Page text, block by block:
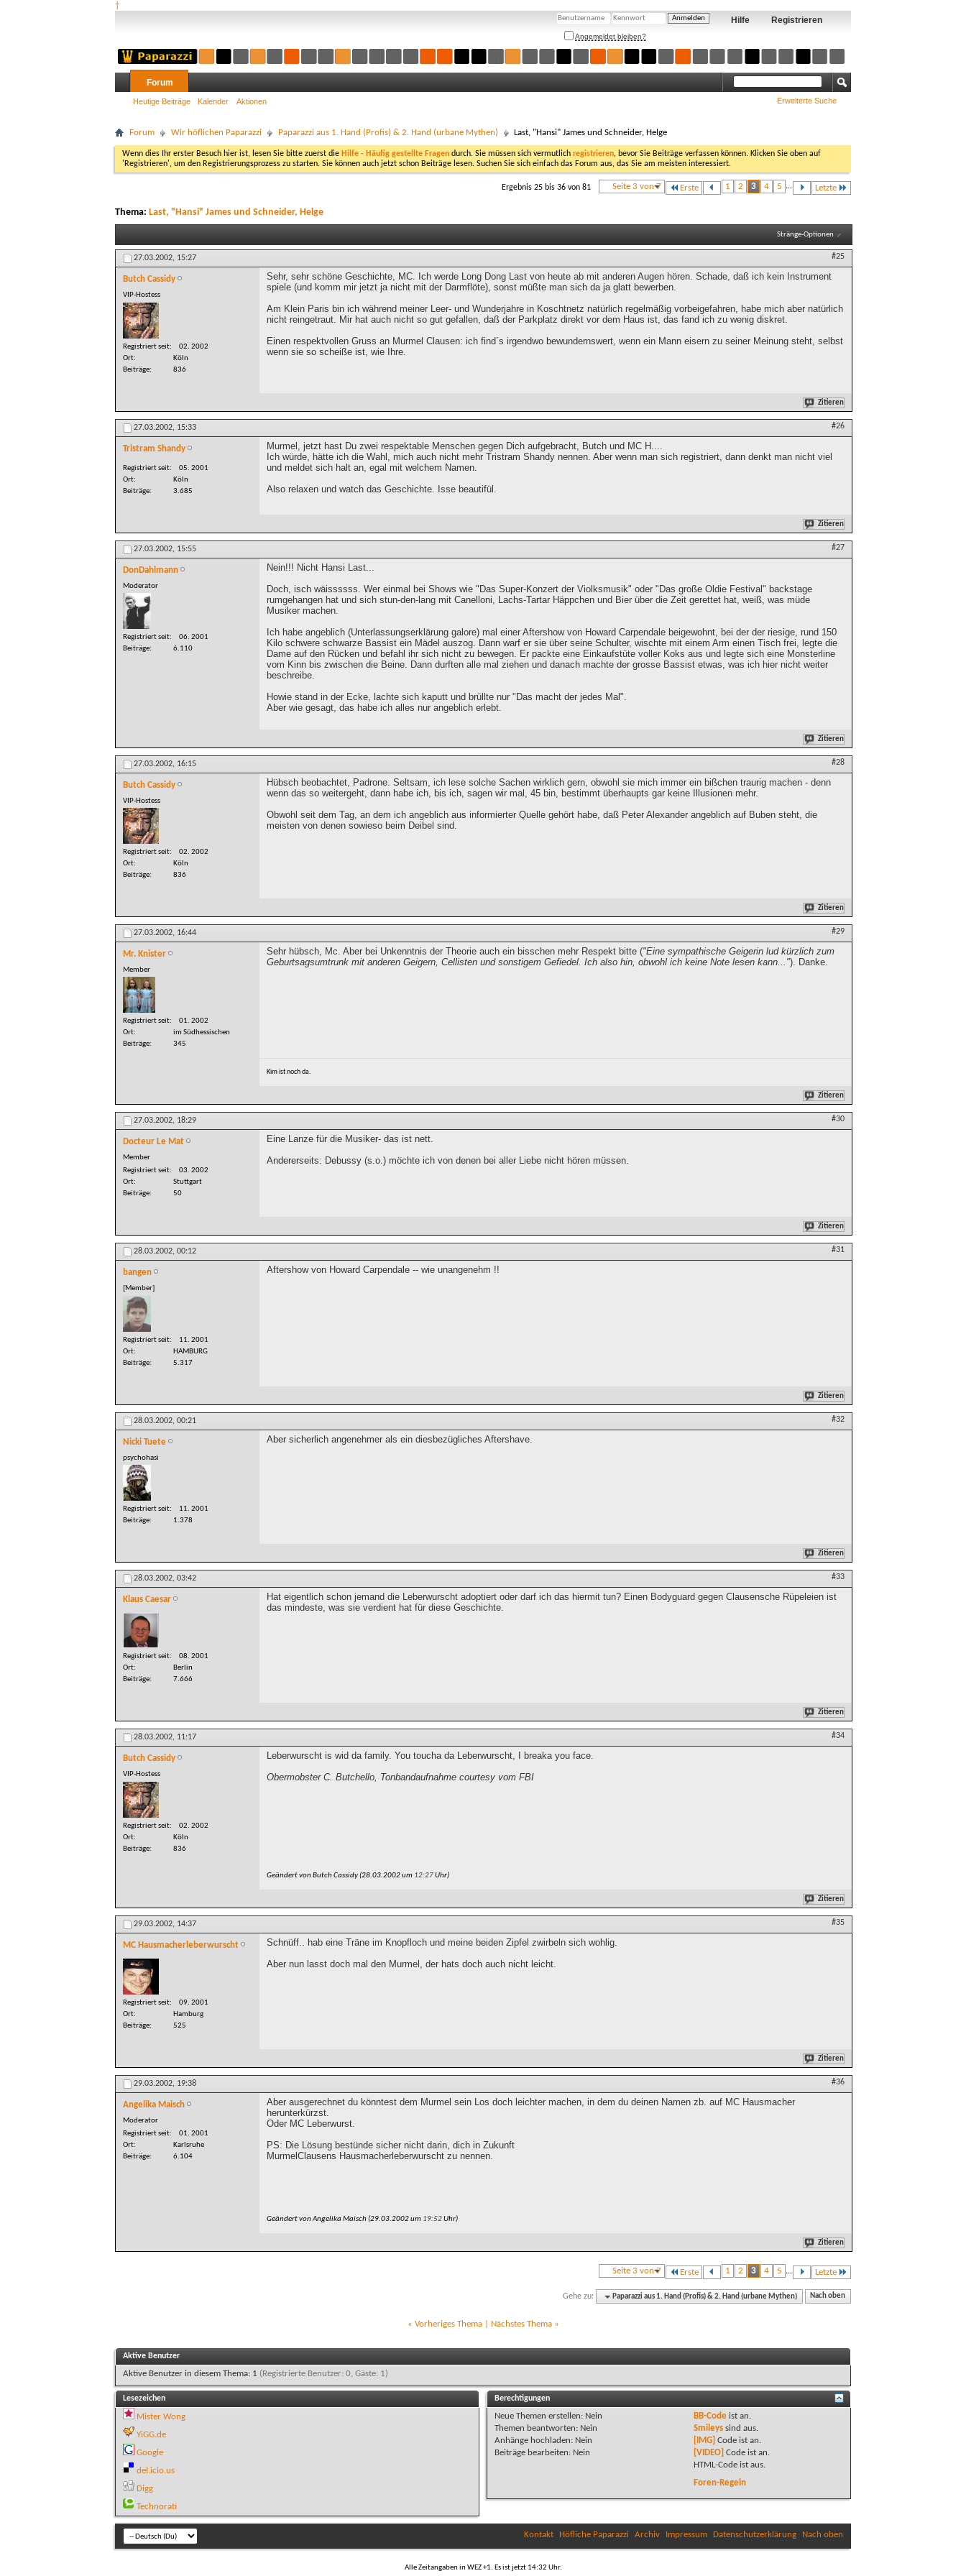
†
Registrieren
Hilfe
Angemeldet bleiben?
Forum
Heutige Beiträge Kalender Aktionen Erweiterte Suche
Forum Wir höflichen Paparazzi Paparazzi aus 1. Hand (Profis) & 2. Hand (urbane Mythen) Last, "Hansi" James und Schneider, Helge
Wenn dies Ihr erster Besuch hier ist, lesen Sie bitte zuerst die Hilfe - Häufig gestellte Fragen durch. Sie müssen sich vermutlich registrieren, bevor Sie Beiträge verfassen können. Klicken Sie oben auf
'Registrieren', um den Registrierungsprozess zu starten. Sie können auch jetzt schon Beiträge lesen. Suchen Sie sich einfach das Forum aus, das Sie am meisten interessiert.
Seite 3 von 7 Erste 1 2 3 4 5 ... Letzte
Ergebnis 25 bis 36 von 81
Thema: Last, "Hansi" James und Schneider, Helge
Stränge-Optionen
27.03.2002, 15:27 #25
Butch Cassidy
VIP-Hostess
Registriert seit
02. 2002
Ort
Köln
Beiträge
836
Sehr, sehr schöne Geschichte, MC. Ich werde Long Dong Last von heute ab mit anderen Augen hören. Schade, daß ich kein Instrument
spiele (und komm mir jetzt ja nicht mit der Darmflöte), sonst müßte man sich da ja glatt bewerben.
Am Klein Paris bin ich während meiner Leer- und Wunderjahre in Koschtnetz natürlich regelmäßig vorbeigefahren, habe mich aber natürlich
nicht reingetraut. Mir hat auch nicht so gut gefallen, daß der Parkplatz direkt vor dem Haus ist, das fand ich zu wenig diskret.
Einen respektvollen Gruss an Murmel Clausen: ich find´s irgendwo bewundernswert, wenn ein Mann eisern zu seiner Meinung steht, selbst
wenn sie so scheiße ist, wie Ihre.
Zitieren
27.03.2002, 15:33 #26
Tristram Shandy
Registriert seit
05. 2001
Ort
Köln
Beiträge
3.685
Murmel, jetzt hast Du zwei respektable Menschen gegen Dich aufgebracht, Butch und MC H....
Ich würde, hätte ich die Wahl, mich auch nicht mehr Tristram Shandy nennen. Aber wenn man sich registriert, dann denkt man nicht viel
und meldet sich halt an, egal mit welchem Namen.
Also relaxen und watch das Geschichte. Isse beautifül.
Zitieren
27.03.2002, 15:55 #27
DonDahlmann
Moderator
Registriert seit
06. 2001
Beiträge
6.110
Nein!!! Nicht Hansi Last...
Doch, isch wäissssss. Wer einmal bei Shows wie "Das Super-Konzert der Violksmusik" oder "Das große Oldie Festival" backstage
rumgehangen hat und sich stun-den-lang mit Canelloni, Lachs-Tartar Häppchen und Bier über die Zeit gerettet hat, weiß, was müde
Musiker machen.
Ich habe angeblich (Unterlassungserklärung galore) mal einer Aftershow von Howard Carpendale beigewohnt, bei der der riesige, rund 150
Kilo schwere schwarze Bassist ein Mädel auszog. Dann warf er sie über seine Schulter, wischte mit einem Arm einen Tisch frei, legte die
Dame auf den Rücken und befahl ihr sich nicht zu bewegen. Er packte eine Einkaufstüte voller Koks aus und legte sich eine Monsterline
vom Kinn bis zwischen die Beine. Dann durften alle mal ziehen und danach machte der grosse Bassist etwas, was ich hier nicht weiter
beschreibe.
Howie stand in der Ecke, lachte sich kaputt und brüllte nur "Das macht der jedes Mal".
Aber wie gesagt, das habe ich alles nur angeblich erlebt.
Zitieren
27.03.2002, 16:15 #28
Butch Cassidy
VIP-Hostess
Registriert seit
02. 2002
Ort
Köln
Beiträge
836
Hübsch beobachtet, Padrone. Seltsam, ich lese solche Sachen wirklich gern, obwohl sie mich immer ein bißchen traurig machen - denn
wenn das so weitergeht, dann habe ich, bis ich, sagen wir mal, 45 bin, bestimmt überhaupts gar keine Illusionen mehr.
Obwohl seit dem Tag, an dem ich angeblich aus informierter Quelle gehört habe, daß Peter Alexander angeblich auf Buben steht, die
meisten von denen sowieso beim Deibel sind.
Zitieren
27.03.2002, 16:44 #29
Mr. Knister
Member
Registriert seit
01. 2002
Ort
im Südhessischen
Beiträge
345
Sehr hübsch, Mc. Aber bei Unkenntnis der Theorie auch ein bisschen mehr Respekt bitte ("Eine sympathische Geigerin lud kürzlich zum
Geburtsagsumtrunk mit anderen Geigern, Cellisten und sonstigem Gefiedel. Ich also hin, obwohl ich keine Note lesen kann..."). Danke.
Kim ist noch da.
Zitieren
27.03.2002, 18:29 #30
Docteur Le Mat
Member
Registriert seit
03. 2002
Ort
Stuttgart
Beiträge
50
Eine Lanze für die Musiker- das ist nett.
Andererseits: Debussy (s.o.) möchte ich von denen bei aller Liebe nicht hören müssen.
Zitieren
28.03.2002, 00:12 #31
bangen
[Member]
Registriert seit
11. 2001
Ort
HAMBURG
Beiträge
5.317
Aftershow von Howard Carpendale -- wie unangenehm !!
Zitieren
28.03.2002, 00:21 #32
Nicki Tuete
psychohasi
Registriert seit
11. 2001
Beiträge
1.378
Aber sicherlich angenehmer als ein diesbezügliches Aftershave.
Zitieren
28.03.2002, 03:42 #33
Klaus Caesar
Registriert seit
08. 2001
Ort
Berlin
Beiträge
7.666
Hat eigentlich schon jemand die Leberwurscht adoptiert oder darf ich das hiermit tun? Einen Bodyguard gegen Clausensche Rüpeleien ist
das mindeste, was sie verdient hat für diese Geschichte.
Zitieren
28.03.2002, 11:17 #34
Butch Cassidy
VIP-Hostess
Registriert seit
02. 2002
Ort
Köln
Beiträge
836
Leberwurscht is wid da family. You toucha da Leberwurscht, I breaka you face.
Obermobster C. Butchello, Tonbandaufnahme courtesy vom FBI
Geändert von Butch Cassidy (28.03.2002 um 12:27Uhr)
Zitieren
29.03.2002, 14:37 #35
MC Hausmacherleberwurscht
Registriert seit
09. 2001
Ort
Hamburg
Beiträge
525
Schnüff.. hab eine Träne im Knopfloch und meine beiden Zipfel zwirbeln sich wohlig.
Aber nun lasst doch mal den Murmel, der hats doch auch nicht leicht.
Zitieren
29.03.2002, 19:38 #36
Angelika Maisch
Moderator
Registriert seit
01. 2001
Ort
Karlsruhe
Beiträge
6.104
Aber ausgerechnet du könntest dem Murmel sein Los doch leichter machen, in dem du deinen Namen zb. auf MC Hausmacher
herunterkürzst.
Oder MC Leberwurst.
PS: Die Lösung bestünde sicher nicht darin, dich in Zukunft
MurmelClausens Hausmacherleberwurscht zu nennen.
Geändert von Angelika Maisch (29.03.2002 um 19:52Uhr)
Zitieren
Seite 3 von 7 Erste 1 2 3 4 5 ... Letzte
Gehe zu: Paparazzi aus 1. Hand (Profis) & 2. Hand (urbane Mythen) Nach oben
« Vorheriges Thema| Nächstes Thema »
Aktive Benutzer
Aktive Benutzer in diesem Thema: 1 (Registrierte Benutzer: 0, Gäste: 1)
Lesezeichen
Mister Wong
YiGG.de
Google
del.icio.us
Digg
Technorati
Berechtigungen
Neue Themen erstellen: Nein
Themen beantworten: Nein
Anhänge hochladen: Nein
Beiträge bearbeiten: Nein
BB-Codeist an
Smileyssind aus.
[IMG] Code ist an
[VIDEO] Code ist an
HTML-Code ist aus.
Foren-Regeln
Kontakt Höfliche Paparazzi Archiv Impressum Datenschutzerklärung Nach oben
Alle Zeitangaben in WEZ +1. Es ist jetzt 14:32 Uhr.